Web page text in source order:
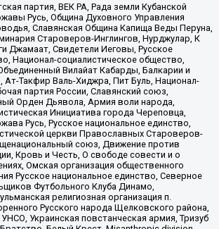
партия, ВЕК РА, Рада земли Кубанской
Русь, Община Духовного Управления
Славянская Община Капища Веды Перуна,
Староверов-Инглингов, Нурджулар, К
Джамаат, Свидетели Иеговы, Русское
Национал-социалистическое общество,
Вилайат Кабарды, Балкарии и
Ат-Такфир Валь-Хиджра, Пит Буль, Национал-
партия России, Славянский союз,
Орден Дьявола, Армия воли народа,
Инициатива города Череповца,
Русь, Русское национальное единство,
церкви Православных Староверов-
союз, Движение против
Кровь и Честь, О свободе совести и о
Омская организация общественного
Русское национальное единство, Северное
Футбольного Клуба Динамо,
религиозная организация п.
Русского народа Щелковского района,
Украинская повстанческая армия, Тризуб